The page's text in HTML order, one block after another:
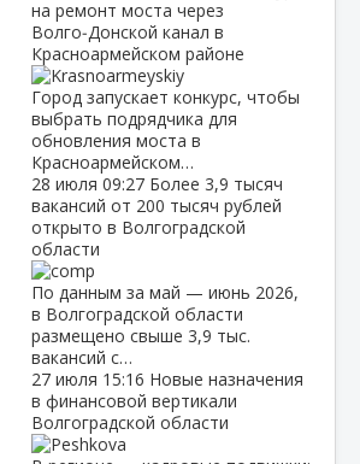
на ремонт моста через
Волго‑Донской канал в
Красноармейском районе
Город запускает конкурс, чтобы
выбрать подрядчика для
обновления моста в
Красноармейском…
28 июля 09:27 Более 3,9 тысяч
вакансий от 200 тысяч рублей
открыто в Волгоградской
области
По данным за май — июнь 2026,
в Волгоградской области
размещено свыше 3,9 тыс.
вакансий с…
27 июля 15:16 Новые назначения
в финансовой вертикали
Волгоградской области